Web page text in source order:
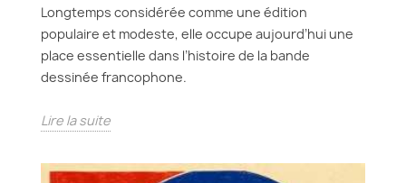
Longtemps considérée comme une édition
populaire et modeste, elle occupe aujourd’hui une
place essentielle dans l’histoire de la bande
dessinée francophone.
Lire la suite